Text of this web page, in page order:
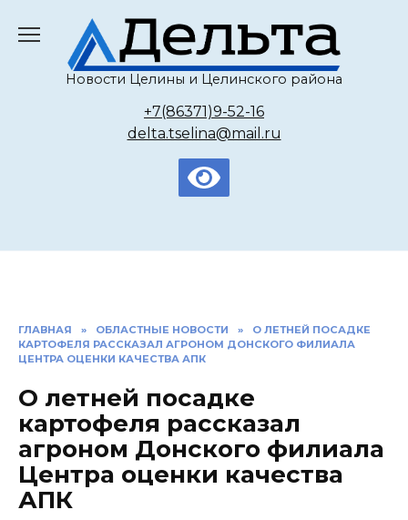
содержанию
Новости Целины и Целинского района
+7(86371)9-52-16
delta.tselina@mail.ru
ГЛАВНАЯ » ОБЛАСТНЫЕ НОВОСТИ »
О ЛЕТНЕЙ ПОСАДКЕ
КАРТОФЕЛЯ РАССКАЗАЛ АГРОНОМ ДОНСКОГО ФИЛИАЛА
ЦЕНТРА ОЦЕНКИ КАЧЕСТВА АПК
О летней посадке
картофеля рассказал
агроном Донского филиала
Центра оценки качества
АПК